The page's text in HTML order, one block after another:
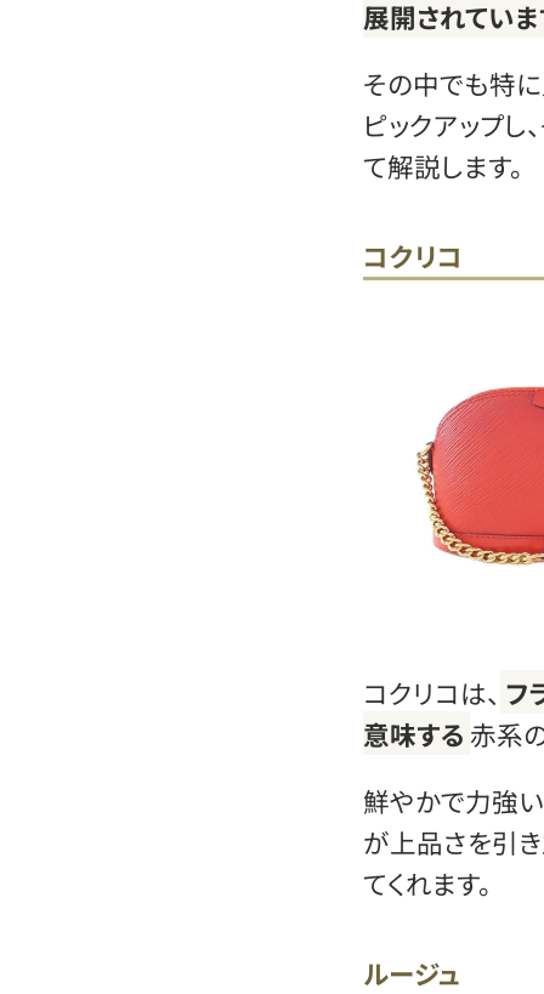
展開されてい
その中でも特
ピックアップ
て解説します。
コクリコ
コクリコは、 フ
意味する 赤系
鮮やかで力強
が上品さを引
てくれます。
ルージュ